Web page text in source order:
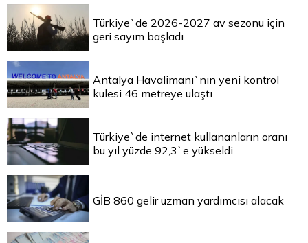
Türkiye`de 2026-2027 av sezonu için
geri sayım başladı
Antalya Havalimanı`nın yeni kontrol
kulesi 46 metreye ulaştı
Türkiye`de internet kullananların oranı
bu yıl yüzde 92,3`e yükseldi
GİB 860 gelir uzman yardımcısı alacak